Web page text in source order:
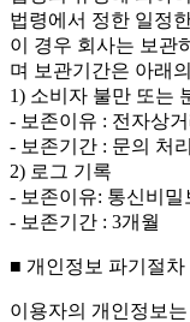
법령에서 정한 일정
이 경우 회사는 보관
며 보관기간은 아래
1) 소비자 불만 또는
- 보존이유 : 전자상
- 보존기간 : 문의 처
2) 로그 기록
- 보존이유: 통신비밀
- 보존기간 : 3개월
■ 개인정보 파기절차
이용자의 개인정보